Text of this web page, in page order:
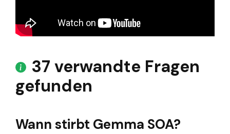
37 verwandte Fragen
gefunden
Wann stirbt Gemma SOA?